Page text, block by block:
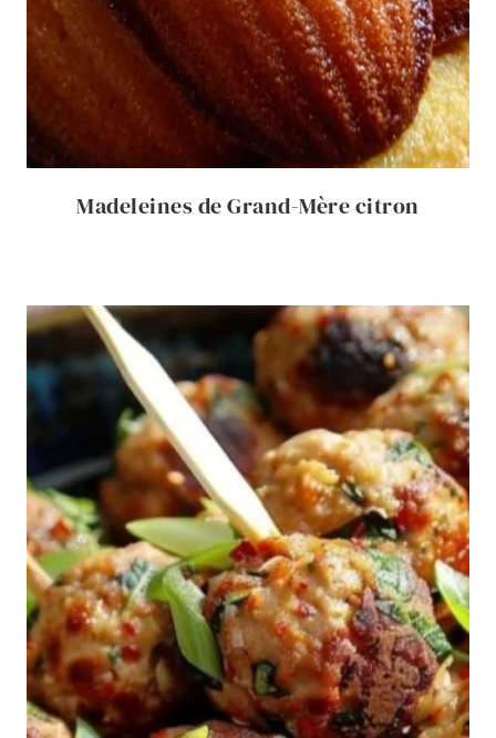
Madeleines de Grand-Mère citron